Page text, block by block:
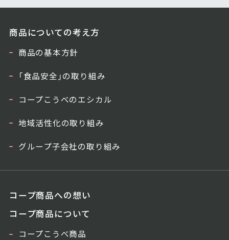
商品についての考え方
商品の基本方針
「食品安全」の取り組み
コープこうべのエシカル
地域活性化の取り組み
グループ子会社の取り組み
コープ商品への想い
コープ商品について
コープこうべ商品